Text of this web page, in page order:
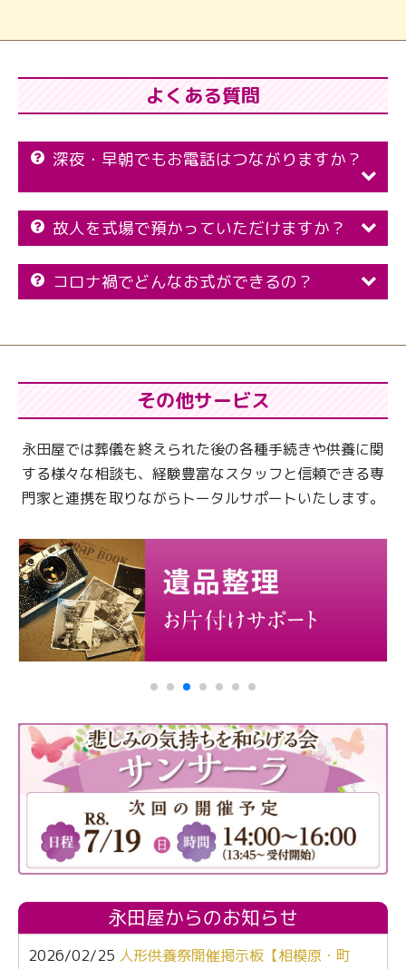
よくある質問
深夜・早朝でもお電話はつながりますか？
故人を式場で預かっていただけますか？
コロナ禍でどんなお式ができるの？
その他サービス
永田屋では葬儀を終えられた後の各種手続きや供養に関
する様々な相談も、 経験豊富なスタッフと信頼できる専
門家と連携を取りながらトータルサポートいたします。
永田屋からのお知らせ
2026/02/25 人形供養祭開催掲示板【相模原・町